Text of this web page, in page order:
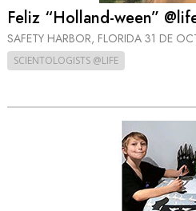
Feliz “Holland-ween”
SAFETY HARBOR, FLORIDA 31 DE
SCIENTOLOGISTS @LIFE